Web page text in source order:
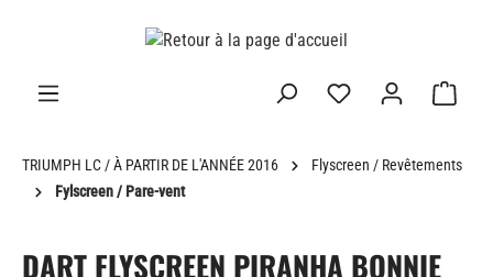
TRIUMPH LC / À PARTIR DE L'ANNÉE 2016
Flyscreen / Revêtements
Fylscreen / Pare-vent
DART FLYSCREEN PIRANHA BONNIE